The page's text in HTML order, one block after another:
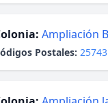
Ampliación
Postales: 25743